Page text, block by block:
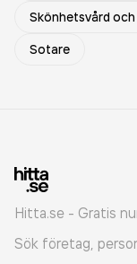
Skönhetsvård
Sotare
Hitta.se - Gratis
Sök företag,